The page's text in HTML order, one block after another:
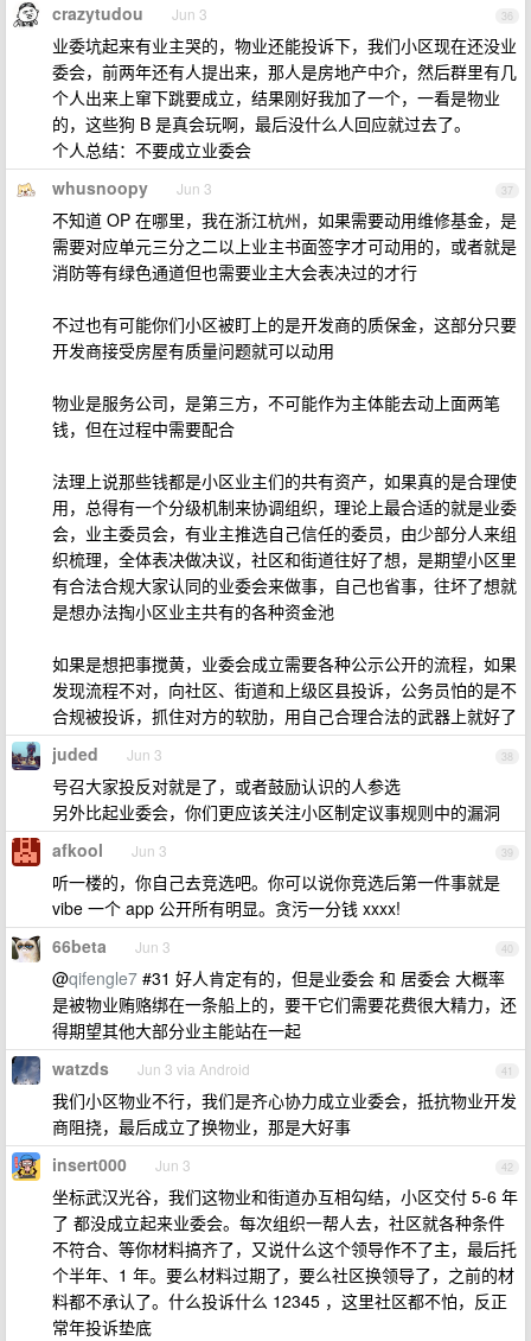
36
crazytudou Jun 3
业委坑起来有业主哭的，物业还能投诉下，我们小区现在还没业
委会，前两年还有人提出来，那人是房地产中介，然后群里有几
个人出来上窜下跳要成立，结果刚好我加了一个，一看是物业
的，这些狗 B 是真会玩啊，最后没什么人回应就过去了。
个人总结：不要成立业委会
37
whusnoopy Jun 3
不知道 OP 在哪里，我在浙江杭州，如果需要动用维修基金，是
需要对应单元三分之二以上业主书面签字才可动用的，或者就是
消防等有绿色通道但也需要业主大会表决过的才行
不过也有可能你们小区被盯上的是开发商的质保金，这部分只要
开发商接受房屋有质量问题就可以动用
物业是服务公司，是第三方，不可能作为主体能去动上面两笔
钱，但在过程中需要配合
法理上说那些钱都是小区业主们的共有资产，如果真的是合理使
用，总得有一个分级机制来协调组织，理论上最合适的就是业委
会，业主委员会，有业主推选自己信任的委员，由少部分人来组
织梳理，全体表决做决议，社区和街道往好了想，是期望小区里
有合法合规大家认同的业委会来做事，自己也省事，往坏了想就
是想办法掏小区业主共有的各种资金池
如果是想把事搅黄，业委会成立需要各种公示公开的流程，如果
发现流程不对，向社区、街道和上级区县投诉，公务员怕的是不
合规被投诉，抓住对方的软肋，用自己合理合法的武器上就好了
38
juded Jun 3
号召大家投反对就是了，或者鼓励认识的人参选
另外比起业委会，你们更应该关注小区制定议事规则中的漏洞
39
afkool Jun 3
听一楼的，你自己去竞选吧。你可以说你竞选后第一件事就是
vibe 一个 app 公开所有明显。贪污一分钱 xxxx!
40
66beta Jun 3
@qifengle7 #31 好人肯定有的，但是业委会 和 居委会 大概率
是被物业贿赂绑在一条船上的，要干它们需要花费很大精力，还
得期望其他大部分业主能站在一起
41
watzds Jun 3 via Android
我们小区物业不行，我们是齐心协力成立业委会，抵抗物业开发
商阻挠，最后成立了换物业，那是大好事
42
insert000 Jun 3
坐标武汉光谷，我们这物业和街道办互相勾结，小区交付 5-6 年
了 都没成立起来业委会。每次组织一帮人去，社区就各种条件
不符合、等你材料搞齐了，又说什么这个领导作不了主，最后托
个半年、1 年。要么材料过期了，要么社区换领导了，之前的材
料都不承认了。什么投诉什么 12345 ，这里社区都不怕，反正
常年投诉垫底